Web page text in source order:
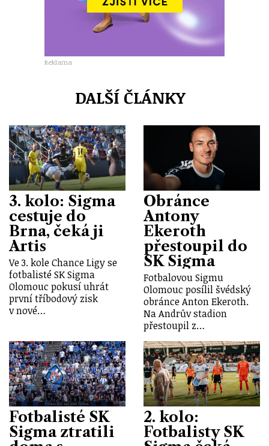
Reklama
DALŠÍ ČLÁNKY
3. kolo: Sigma
cestuje do
Brna, čeká ji
Artis
Ve 3. kole Chance Ligy se
fotbalisté SK Sigma
Olomouc pokusí uhrát
první tříbodový zisk
v nové…
Obránce
Antony
Ekeroth
přestoupil do
SK Sigma
Fotbalovou Sigmu
Olomouc posílil švédský
obránce Anton Ekeroth.
Na Andrův stadion
přestoupil z…
Fotbalisté SK
Sigma ztratili
2. kolo:
Fotbalisty SK